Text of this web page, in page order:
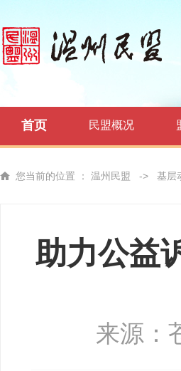
首页 民盟概况
您当前的位置 ： 温州民盟 -> 基层
助力公益
来源：